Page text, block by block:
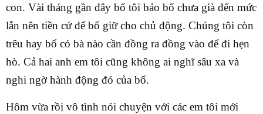
con. Vài tháng gần đây bố tôi bảo bố chưa già đến mức
lẫn nên tiền cứ để bố giữ cho chủ động. Chúng tôi còn
trêu hay bố có bà nào cần đồng ra đồng vào để đi hẹn
hò. Cả hai anh em tôi cũng không ai nghĩ sâu xa và
nghi ngờ hành động đó của bố.
Hôm vừa rồi vô tình nói chuyện với các em tôi mới